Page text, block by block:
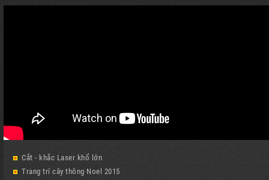
Cắt - khắc Laser khổ lớn
Trang trí cây thông Noel 2015